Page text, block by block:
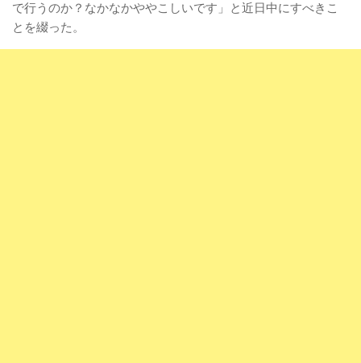
で行うのか？なかなかややこしいです」と近日中にすべきこ
とを綴った。